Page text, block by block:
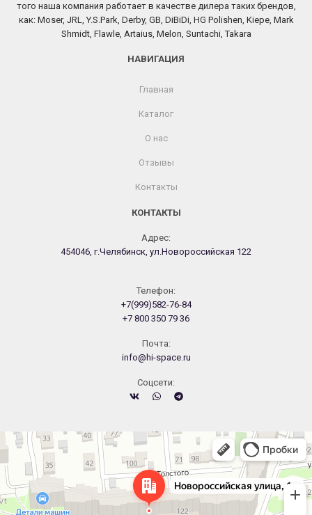
того наша компания работает в качестве дилера таких брендов,
как: Moser, JRL, Y.S.Park, Derby, GB, DiBiDi, HG Polishen, Kiepe, Mark
Shmidt, Flawle, Artaius, Melon, Suntachi, Takara
НАВИГАЦИЯ
Главная
Каталог
О нас
Отзывы
Контакты
КОНТАКТЫ
Адрес:
454046, г.Челябинск, ул.Новороссийская 122
Телефон:
+7(999)582-76-84
+7 800 350 79 36
Почта:
info@hi-space.ru
Cоцсети:
Челябинск
Новороссийская улица, 122 — Яндекс.Карты